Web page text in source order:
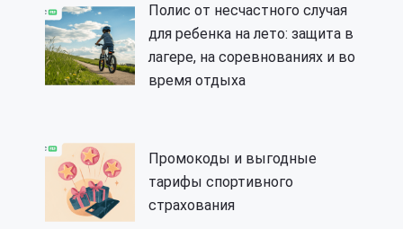
Полис от несчастного случая
для ребенка на лето: защита в
лагере, на соревнованиях и во
время отдыха
Промокоды и выгодные
тарифы спортивного
страхования